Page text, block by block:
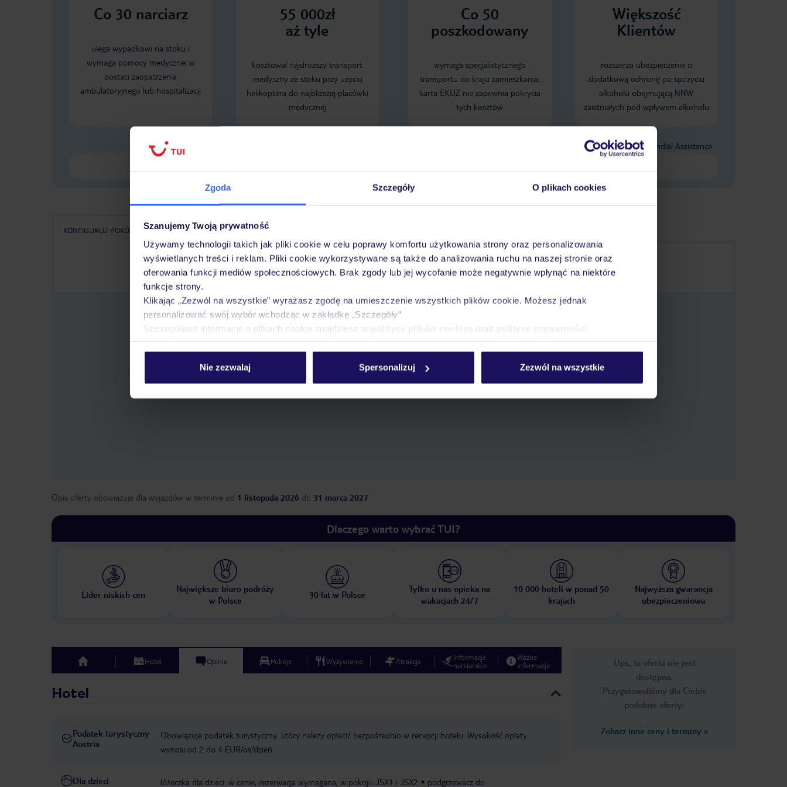
Zgoda Szczegóły O plikach cookies
Szanujemy Twoją prywatność
Używamy technologii takich jak pliki cookie w celu poprawy komfortu użytkowania strony oraz personalizowania
wyświetlanych treści i reklam. Pliki cookie wykorzystywane są także do analizowania ruchu na naszej stronie oraz
oferowania funkcji mediów społecznościowych. Brak zgody lub jej wycofanie może negatywnie wpłynąć na niektóre
funkcje strony.
Klikając „Zezwól na wszystkie” wyrażasz zgodę na umieszczenie wszystkich plików cookie. Możesz jednak
personalizować swój wybór wchodząc w zakładkę „Szczegóły”
Szczegółowe informacje o plikach cookie znajdziesz w polityce plików cookies oraz polityce prywatności
Nie zezwalaj Spersonalizuj Zezwól na wszystkie
Co 30 narciarz
ulega wypadkowi na stoku i
wymaga pomocy medycznej w
postaci zaopatrzenia
ambulatoryjnego lub hospitalizacji
55 000zł
aż tyle
kosztował najdroższy transport
medyczny ze stoku przy użyciu
helikoptera do najbliższej placówki
medycznej
Co 50
poszkodowany
wymaga specjalistycznego
transportu do kraju zamieszkania,
karta EKUZ nie zapewnia pokrycia
tych kosztów
Większość
Klientów
rozszerza ubezpieczenie o
dodatkową ochronę po spożyciu
alkoholu obejmującą NNW
zaistniałych pod wpływem alkoholu
Dane Mondial Assistance
KONFIGURUJ POKÓJ WSZYSTKIE OFERTY KALENDARZ NAJNIŻSZYCH CEN
Wybierz długość pobytuidatę wyjazdu, aby wyświetlić oferty.
Opis oferty obowiązuje dla wyjazdów w terminie od 1 listopada 2026 do 31 marca 2027
Dlaczego warto wybrać TUI?
Lider niskich cen
Największe biuro podróży
w Polsce
30 lat w Polsce
Tylko u nas opieka na
wakacjach 24/7
10 000 hoteli w ponad 50
krajach
Najwyższa gwarancja
ubezpieczeniowa
top Hotel Opinie Pokoje Wyżywienie Atrakcje
Informacje
narciarskie
Ważne
informacje
Hotel
Podatek turystyczny
Austria
Obowiązuje podatek turystyczny, który należy opłacić bezpośrednio w recepcji hotelu. Wysokość opłaty
wynosi od 2 do 4 EUR/os/dzień.
Dla dzieci łóżeczka dla dzieci: w cenie, rezerwacja wymagana, w pokoju JSX1 i JSX2 podgrzewacz do
Ups, ta oferta nie jest
dostępna.
Przygotowaliśmy dla Ciebie
podobne oferty:
Zobacz inne ceny i terminy »